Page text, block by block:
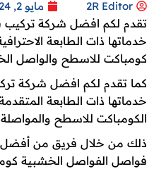
2R Editor مايو 2, 2024
تقدم لكم افضل شركة تركيب
خدماتها ذات الطابعة
كومباكت للاسطح والواصل
كما تقدم لكم افضل شركة
خدماتها ذات الطابعة
الكومباكت للاسطح والمواصلة
ذلك من خلال فريق من أفضل
فواصل الفواصل الخشبية